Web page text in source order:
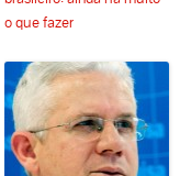
o que fazer